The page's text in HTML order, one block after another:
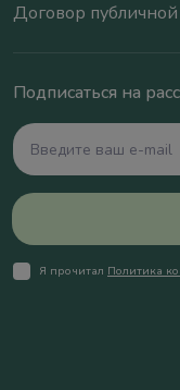
Договор
Подписаться на
Я прочитал Политика